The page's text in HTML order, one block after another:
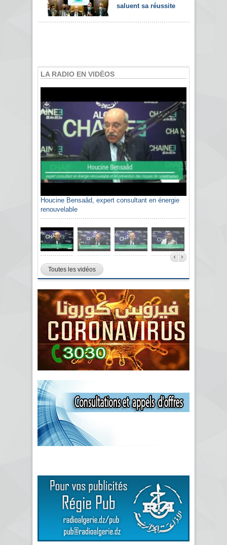
saluent sa réussite
LA RADIO EN VIDÉOS
Houcine Bensaâd, expert consultant en énergie
renouvelable
Toutes les vidéos